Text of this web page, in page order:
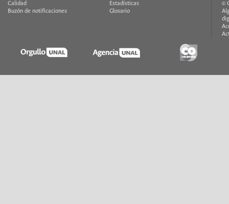
Calidad
Buzón de notificaciones
Estadísticas
Glosario
©